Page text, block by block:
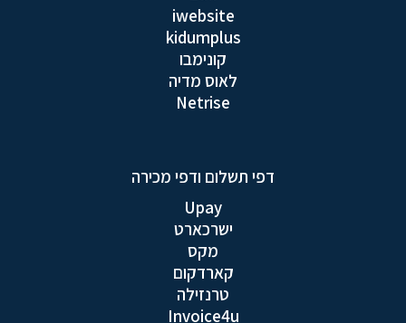
iwebsite
kidumplus
קונימבו
לאוס מדיה
Netrise
דפי תשלום ודפי מכירה
Upay
ישרכארט
מקס
קארדקום
טרנזילה
Invoice4u